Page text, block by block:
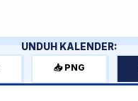
UNDUH KALENDER:
📥 PNG